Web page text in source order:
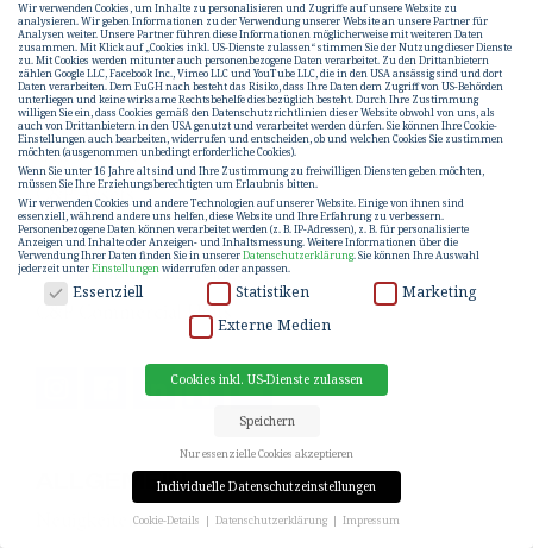
UNSERE PRODUKTE
C&P Anlegerwohnung
C&P Vacation Properties
C&P Assets
C&P Innovations
C&P Immobilienbeteiligungen
C&P Commercial Units
ALLGEMEIN
Neuigkeiten
Wir verwenden Cookies, um Inhalte zu personalisieren und Zugriffe auf unsere Website zu
analysieren. Wir geben Informationen zu der Verwendung unserer Website an unsere Partner für
Analysen weiter. Unsere Partner führen diese Informationen möglicherweise mit weiteren Daten
zusammen. Mit Klick auf „Cookies inkl. US-Dienste zulassen“ stimmen Sie der Nutzung dieser Dienste
zu. Mit Cookies werden mitunter auch personenbezogene Daten verarbeitet. Zu den Drittanbietern
zählen Google LLC, Facebook Inc., Vimeo LLC und YouTube LLC, die in den USA ansässig sind und dort
Daten verarbeiten. Dem EuGH nach besteht das Risiko, dass Ihre Daten dem Zugriff von US-Behörden
unterliegen und keine wirksame Rechtsbehelfe diesbezüglich besteht. Durch Ihre Zustimmung
willigen Sie ein, dass Cookies gemäß den Datenschutzrichtlinien dieser Website obwohl von uns, als
auch von Drittanbietern in den USA genutzt und verarbeitet werden dürfen. Sie können Ihre Cookie-
Einstellungen auch bearbeiten, widerrufen und entscheiden, ob und welchen Cookies Sie zustimmen
möchten (ausgenommen unbedingt erforderliche Cookies).
Wenn Sie unter 16 Jahre alt sind und Ihre Zustimmung zu freiwilligen Diensten geben möchten,
müssen Sie Ihre Erziehungsberechtigten um Erlaubnis bitten.
Wir verwenden Cookies und andere Technologien auf unserer Website. Einige von ihnen sind
essenziell, während andere uns helfen, diese Website und Ihre Erfahrung zu verbessern.
Personenbezogene Daten können verarbeitet werden (z. B. IP-Adressen), z. B. für personalisierte
Anzeigen und Inhalte oder Anzeigen- und Inhaltsmessung.Weitere Informationen über die
Verwendung Ihrer Daten finden Sie in unsererDatenschutzerklärung.Sie können Ihre Auswahl
jederzeit unterEinstellungenwiderrufen oder anpassen.
DATENSCHUTZ
Essenziell Statistiken
Marketing
Externe Medien
Cookies inkl. US-Dienste zulassen
Speichern
Nur essenzielle Cookies akzeptieren
Individuelle Datenschutzeinstellungen
Cookie-Details Datenschutzerklärung Impressum